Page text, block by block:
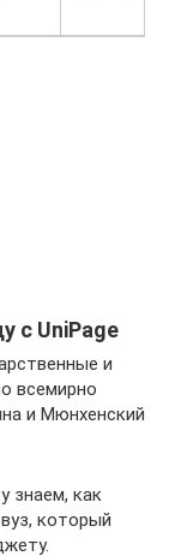
с UniPage
и
всемирно
и Мюнхенский
знаем, как
который